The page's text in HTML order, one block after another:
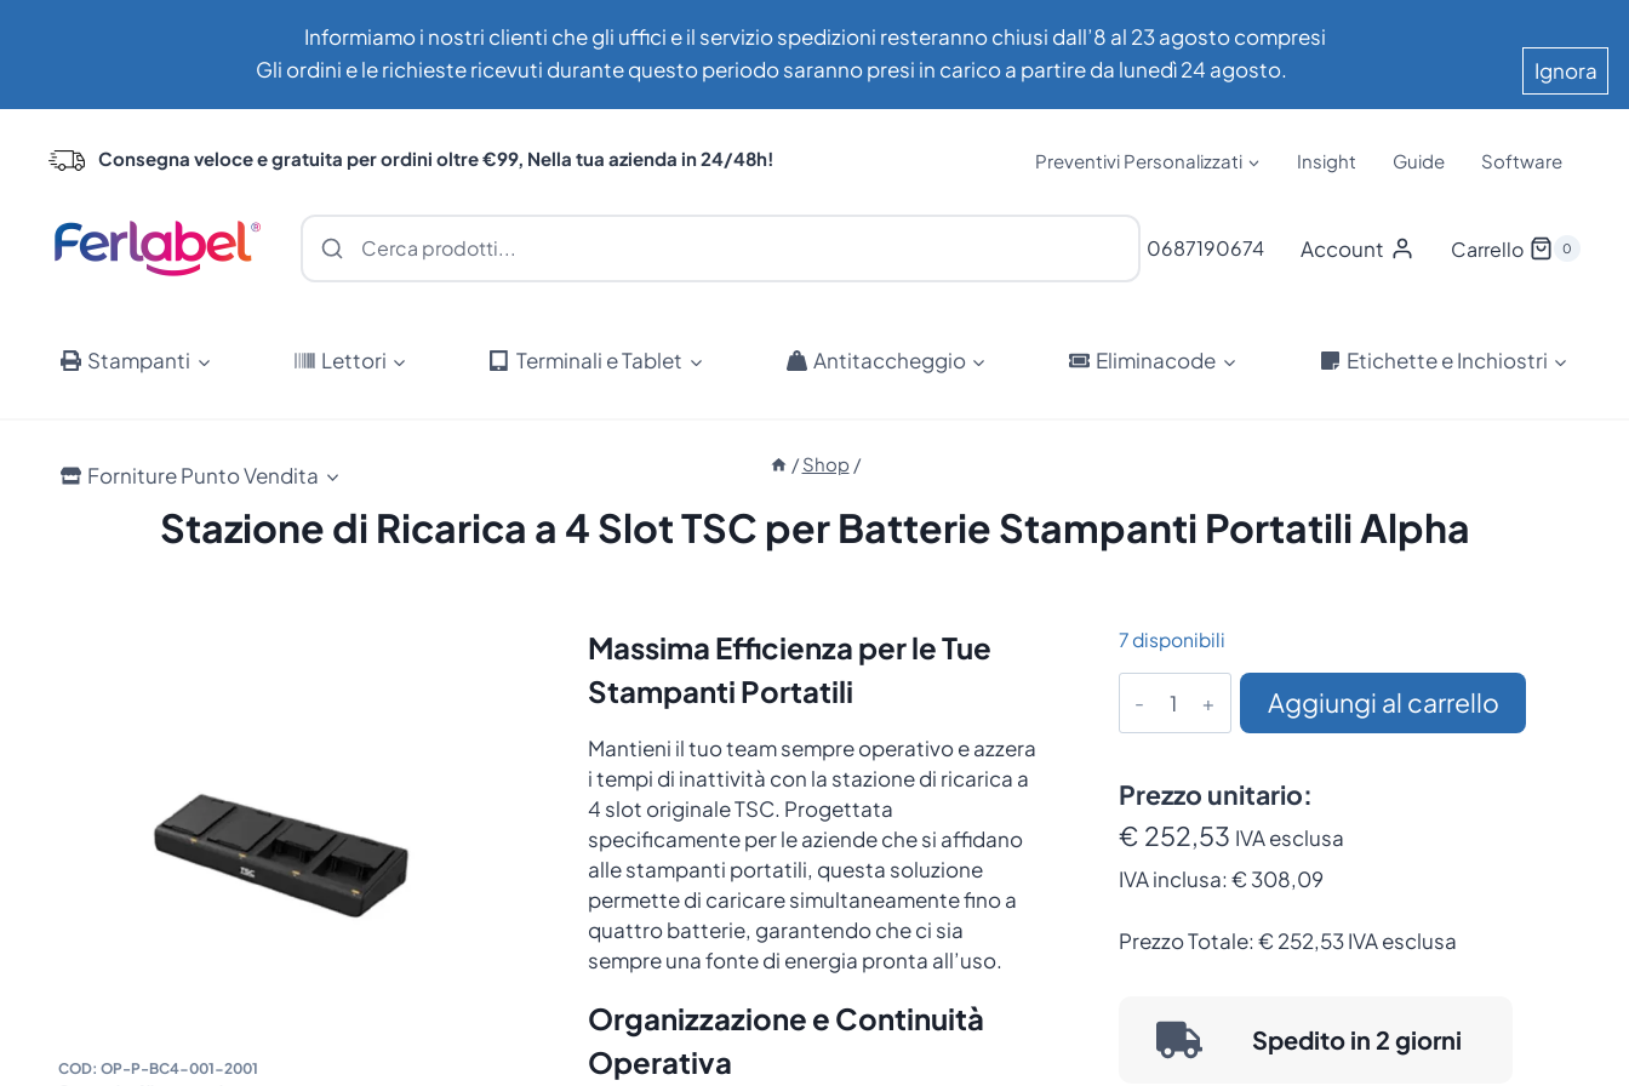
Informiamo i nostri clienti che gli uffici e il servizio spedizioni resteranno chiusi dall’8 al 23 agosto compresi
Gli ordini e le richieste ricevuti durante questo periodo saranno presi in carico a partire da lunedì 24 agosto.
Ignora
Consegna veloce e gratuita per ordini oltre €99, Nella tua azienda in 24/48h! Preventivi Personalizzati Insight Guide Software
0687190674 Account Carrello 0
Stampanti Lettori Terminali e Tablet Antitaccheggio Eliminacode Etichette e Inchiostri
Forniture Punto Vendita / Shop /
Stazione di Ricarica a 4 Slot TSC per Batterie Stampanti Portatili Alpha
COD: OP-P-BC4-001-2001
Massima Efficienza per le Tue
Stampanti Portatili
Mantieni il tuo team sempre operativo e azzera
i tempi di inattività con la stazione di ricarica a
4 slot originale TSC. Progettata
specificamente per le aziende che si affidano
alle stampanti portatili, questa soluzione
permette di caricare simultaneamente fino a
quattro batterie, garantendo che ci sia
sempre una fonte di energia pronta all’uso.
Organizzazione e Continuità
Operativa
7 disponibili
a
Slot
TSC
Batterie
Portatili
Alpha
Aggiungi al carrello
Prezzo unitario:
€ 252,53 IVA esclusa
IVA inclusa: € 308,09
Prezzo Totale: € 252,53IVA esclusa
Spedito in 2 giorni